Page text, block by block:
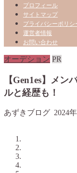
プロフィール
サイトマップ
プライバシーポリシ
運営者情報
お問い合わせ
オーデション PR
【Gen1es】メ
ルと経歴も！
あずきブログ 2024